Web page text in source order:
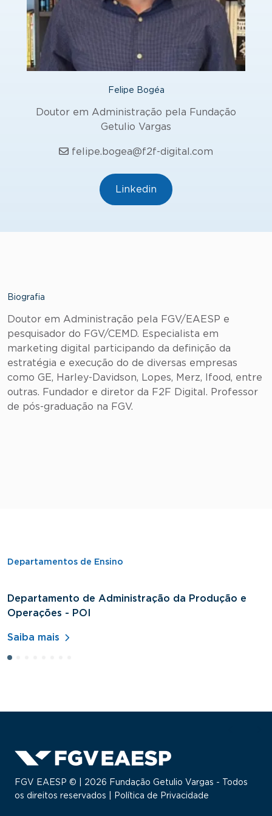
Felipe Bogéa
Doutor em Administração pela Fundação
Getulio Vargas
felipe.bogea@f2f-digital.com
Linkedin
Biografia
Doutor em Administração pela FGV/EAESP e
pesquisador do FGV/CEMD. Especialista em
marketing digital participando da definição da
estratégia e execução do de diversas empresas
como GE, Harley-Davidson, Lopes, Merz, Ifood, entre
outras. Fundador e diretor da F2F Digital. Professor
de pós-graduação na FGV.
Departamentos de Ensino
Departamento de Administração da Produção e
Operações - POI
Saiba mais
FGV EAESP © | 2026 Fundação Getulio Vargas - Todos
os direitos reservados |
Política de Privacidade